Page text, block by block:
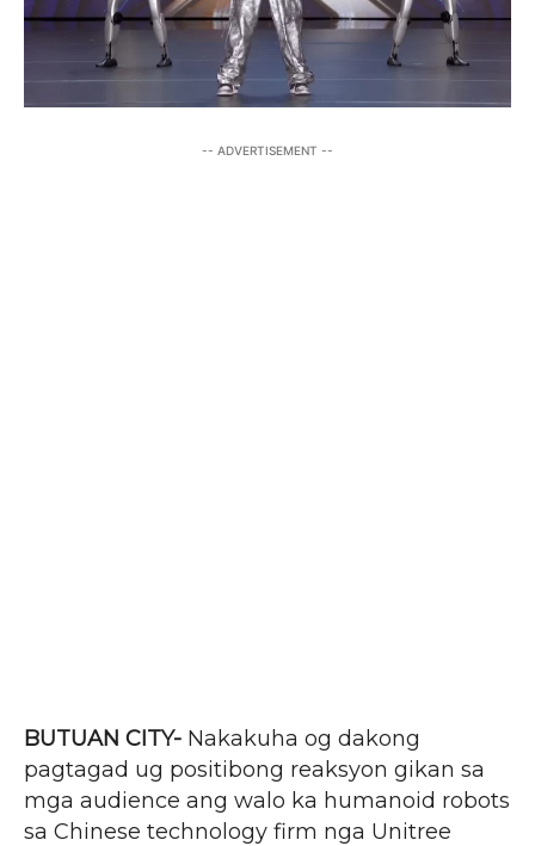
-- ADVERTISEMENT --
BUTUAN CITY- Nakakuha og dakong
pagtagad ug positibong reaksyon gikan sa
mga audience ang walo ka humanoid robots
sa Chinese technology firm nga Unitree